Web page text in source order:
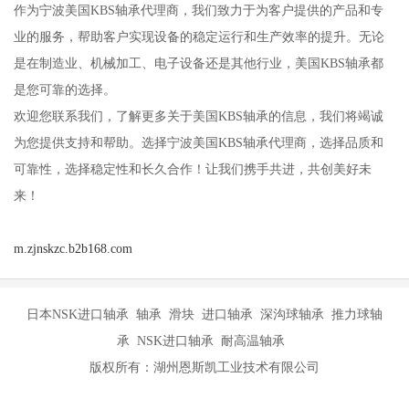
作为宁波美国KBS轴承代理商，我们致力于为客户提供的产品和专
业的服务，帮助客户实现设备的稳定运行和生产效率的提升。无论
是在制造业、机械加工、电子设备还是其他行业，美国KBS轴承都
是您可靠的选择。
欢迎您联系我们，了解更多关于美国KBS轴承的信息，我们将竭诚
为您提供支持和帮助。选择宁波美国KBS轴承代理商，选择品质和
可靠性，选择稳定性和长久合作！让我们携手共进，共创美好未
来！
m.zjnskzc.b2b168.com
日本NSK进口轴承 轴承 滑块 进口轴承 深沟球轴承 推力球轴
承 NSK进口轴承 耐高温轴承
版权所有：湖州恩斯凯工业技术有限公司